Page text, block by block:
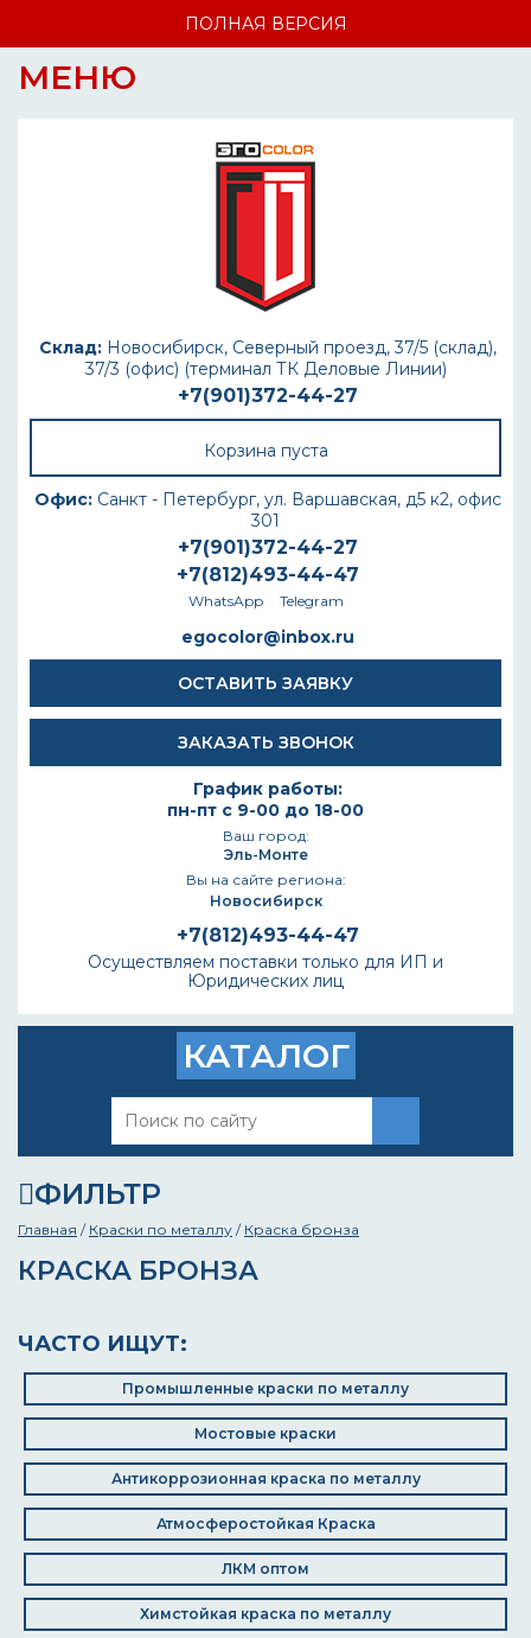
ПОЛНАЯ ВЕРСИЯ
МЕНЮ
Склад: Новосибирск, Северный проезд, 37/5 (склад),
37/3 (офис) (терминал ТК Деловые Линии)
+7(901)372-44-27
Корзина пуста
Офис: Санкт - Петербург, ул. Варшавская, д5 к2, офис
301
+7(901)372-44-27
+7(812)493-44-47
WhatsApp Telegram
egocolor@inbox.ru
ОСТАВИТЬ ЗАЯВКУ
ЗАКАЗАТЬ ЗВОНОК
График работы:
пн-пт с 9-00 до 18-00
Ваш город:
Эль-Монте
Вы на сайте региона:
Новосибирск
+7(812)493-44-47
Осуществляем поставки только для ИП и
Юридических лиц
КАТАЛОГ
ФИЛЬТР
Главная / Краски по металлу / Краска бронза
КРАСКА БРОНЗА
ЧАСТО ИЩУТ:
Промышленные краски по металлу
Мостовые краски
Антикоррозионная краска по металлу
Атмосферостойкая Краска
ЛКМ оптом
Химстойкая краска по металлу